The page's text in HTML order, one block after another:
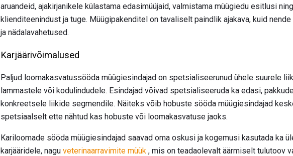
aruandeid, ajakirjanikele külastama edasimüüjaid, valmistama müügiedu esitlusi
klienditeenindust ja tuge. Müügipakenditel on tavaliselt paindlik ajakava, kuid
ja nädalavahetused.
Karjäärivõimalused
Paljud loomakasvatussööda müügiesindajad on spetsialiseerunud ühele suurele
lammastele või kodulindudele. Esindajad võivad spetsialiseeruda ka edasi,
konkreetsele liikide segmendile. Näiteks võib hobuste sööda müügiesindajad
spetsiaalselt ette nähtud kas hobuste või loomakasvatuse jaoks.
Kariloomade sööda müügiesindajad saavad oma oskusi ja kogemusi kasutada ka
karjääridele, nagu veterinaarravimite müük , mis on teadaolevalt äärmiselt tulutoov